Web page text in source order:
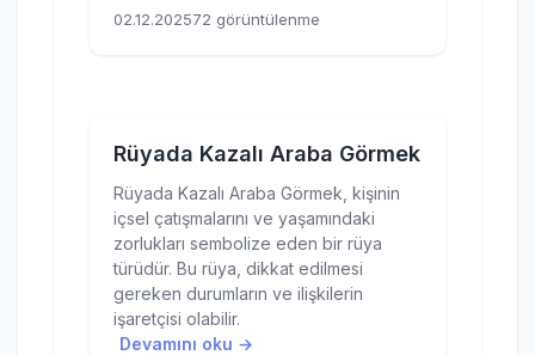
02.12.202572 görüntülenme
Rüyada Kazalı Araba Görmek
Rüyada Kazalı Araba Görmek, kişinin
içsel çatışmalarını ve yaşamındaki
zorlukları sembolize eden bir rüya
türüdür. Bu rüya, dikkat edilmesi
gereken durumların ve ilişkilerin
işaretçisi olabilir.
Devamını oku →